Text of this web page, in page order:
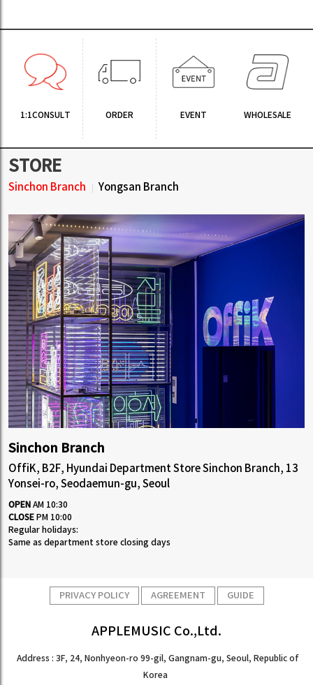
1:1CONSULT ORDER EVENT WHOLESALE
STORE
Sinchon Branch Yongsan Branch
Sinchon Branch
OffiK, B2F, Hyundai Department Store Sinchon Branch, 13
Yonsei-ro, Seodaemun-gu, Seoul
OPEN AM 10:30
CLOSE PM 10:00
Regular holidays:
Same as department store closing days
PRIVACY POLICY AGREEMENT GUIDE
APPLEMUSIC Co.,Ltd.
Address : 3F, 24, Nonhyeon-ro 99-gil, Gangnam-gu, Seoul, Republic of
Korea